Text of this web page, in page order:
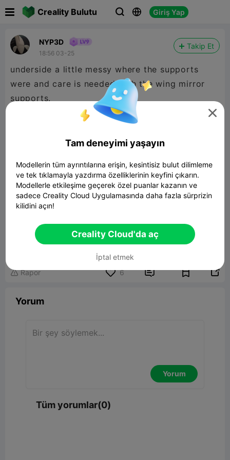
Creality Bulutu   Giriş Yap
NYP3D
18:56 03-25
Takip Et
underside a little messy where the supports
were and care is needed with the wing mirror
supports.
VW Transporter
15.15MB İlgili 3D Model
 Rapor 6  
Yorum
Yorum
Tüm yorumlar(0)

Tam deneyimi yaşayın
Modellerin tüm ayrıntılarına erişin, kesintisiz bulut dilimleme
ve tek tıklamayla yazdırma özelliklerinin keyfini çıkarın.
Modellerle etkileşime geçerek özel puanlar kazanın ve
sadece Creality Cloud Uygulamasında daha fazla sürprizin
kilidini açın!
Creality Cloud'da aç
İptal etmek